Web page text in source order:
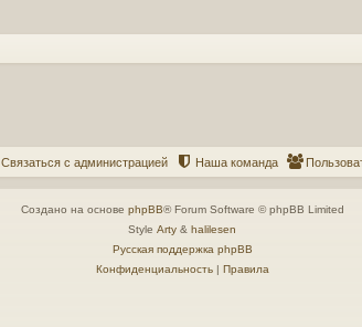
Наша команда
Связаться с администрацией
Создано на основе phpBB® Forum Software © phpBB Limited
Style Arty & halilesen
Русская поддержка phpBB
Конфиденциальность| Правила